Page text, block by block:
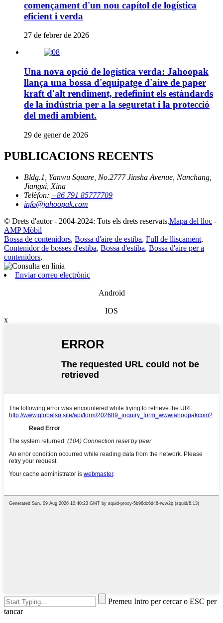
començament d'un nou capítol de logística
eficient i verda
27 de febrer de 2026
Una nova opció de logística verda: Jahoopak
llança una bossa d'equipatge d'aire de paper
kraft d'alt rendiment, redefinint els estàndards
de la indústria per a la seguretat i la protecció
del medi ambient.
29 de gener de 2026
PUBLICACIONS RECENTS
Bldg.1, Yanwu Square, No.2777 Jinsha Avenue, Nanchang,
Jiangxi, Xina
Telèfon: +86 791 85777709
info@jahoopak.com
© Drets d'autor - 2004-2024: Tots els drets reservats.Mapa del lloc -
AMP Mòbil
Bossa de contenidors, Bossa d'aire de estiba, Full de lliscament,
Contenidor de bosses d'estiba, Bossa d'estiba, Bossa d'aire per a
contenidors,
Enviar correu electrònic
Android
IOS
x
Premeu Intro per cercar o ESC per
tancar